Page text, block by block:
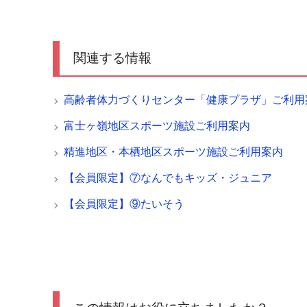
関連する情報
高齢者体力づくりセンター「健康プラザ」ご利用
富士ヶ嶺地区スポーツ施設ご利用案内
精進地区・本栖地区スポーツ施設ご利用案内
【会員限定】⑦なんでもキッズ・ジュニア
【会員限定】⑨たいそう